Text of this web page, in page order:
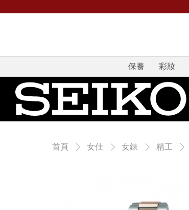
保養 彩妝
首頁 女仕 女錶 精工